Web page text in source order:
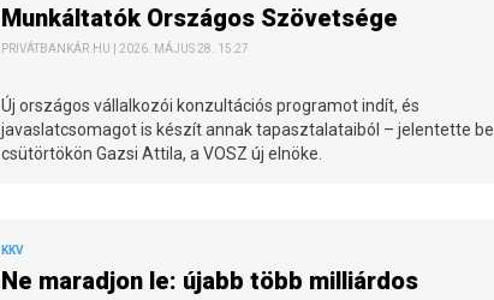
Munkáltatók Országos Szövetsége
PRIVÁTBANKÁR.HU | 2026. MÁJUS 28. 15:27
Új országos vállalkozói konzultációs programot indít, és
javaslatcsomagot is készít annak tapasztalataiból – jelentette be
csütörtökön Gazsi Attila, a VOSZ új elnöke.
KKV
Ne maradjon le: újabb több milliárdos